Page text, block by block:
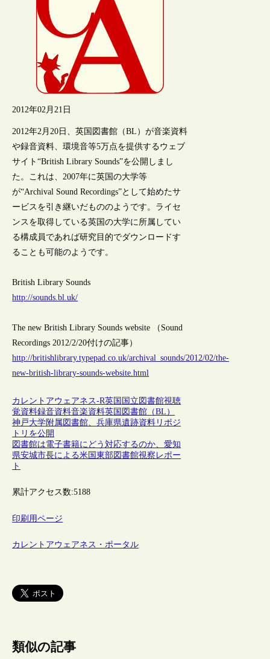
2012年02月21日
2012年2月20日、英国図書館（BL）が音楽資料
や録音資料、環境音等5万点を提供するウェブ
サイト“British Library Sounds”を公開しまし
た。これは、2007年に英国の大学等
が“Archival Sound Recordings”として始めたサ
ービスを引き継いだもののようです。ライセ
ンスを取得している英国の大学に所属してい
る構成員であれば研究目的でダウンロードす
ることも可能のようです。
British Library Sounds
http://sounds.bl.uk/
The new British Library Sounds website （Sound
Recordings 2012/2/20付けの記事）
http://britishlibrary.typepad.co.uk/archival_sounds/2012/02/the-
new-british-library-sounds-website.html
カレントアウェアネス-R英国 国立図書館視聴
覚資料録音資料音楽資料英国図書館（BL）
神戸大学附属図書館、兵庫県遺跡資料リポジ
トリを公開
図書館は電子書籍にどう対応するのか、愛知
県安城市長による米国東部図書館視察レポー
ト
累計アクセス数:5188
印刷用ページ
カレントアウェアネス・ポータル
類似の記事